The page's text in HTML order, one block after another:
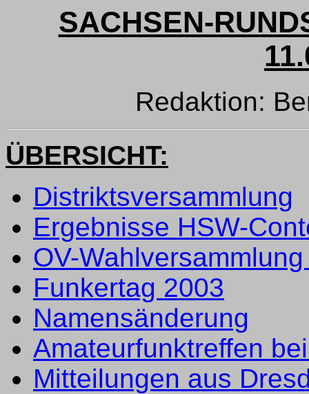
SACHSEN-
Redaktion:
ÜBERSICHT:
Distriktsversammlung
Ergebnisse HSW-
OV-
Funkertag 2003
Namensänderung
Amateurfunktreffen
Mitteilungen aus